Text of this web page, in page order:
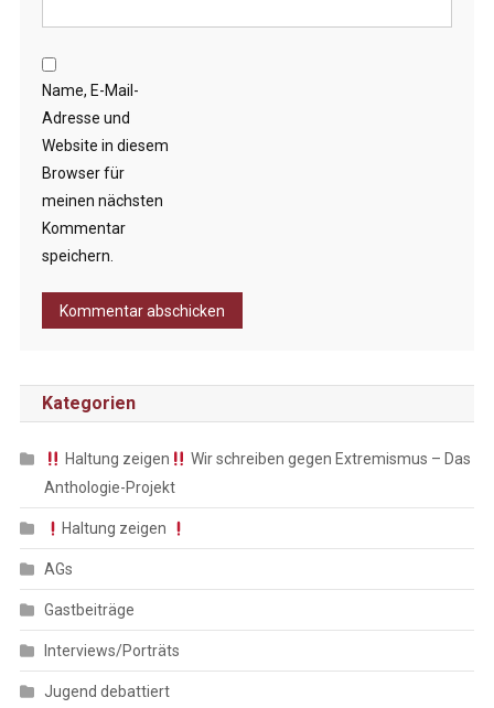
Name, E-Mail-
Adresse und
Website in diesem
Browser für
meinen nächsten
Kommentar
speichern.
Kategorien
Haltung zeigen
Wir schreiben gegen Extremismus – Das
Anthologie-Projekt
Haltung zeigen
AGs
Gastbeiträge
Interviews/Porträts
Jugend debattiert